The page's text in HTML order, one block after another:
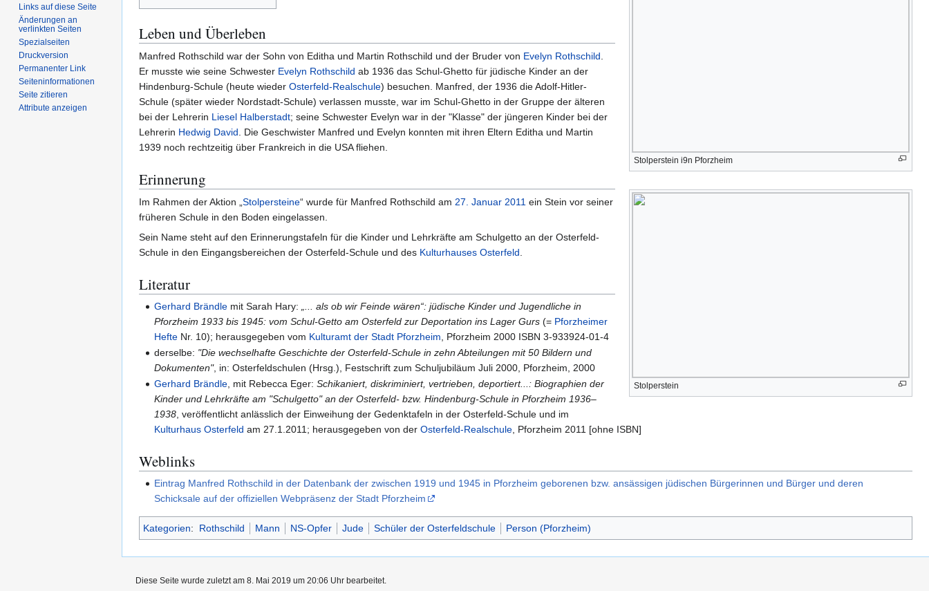
Stolperstein i9n Pforzheim
Stolperstein
Leben und Überleben
Manfred Rothschild war der Sohn von Editha und Martin Rothschild und der Bruder von Evelyn Rothschild.
Er musste wie seine Schwester Evelyn Rothschild ab 1936 das Schul-Ghetto für jüdische Kinder an der
Hindenburg-Schule (heute wieder Osterfeld-Realschule) besuchen. Manfred, der 1936 die Adolf-Hitler-
Schule (später wieder Nordstadt-Schule) verlassen musste, war im Schul-Ghetto in der Gruppe der älteren
bei der Lehrerin Liesel Halberstadt; seine Schwester Evelyn war in der "Klasse" der jüngeren Kinder bei der
Lehrerin Hedwig David. Die Geschwister Manfred und Evelyn konnten mit ihren Eltern Editha und Martin
1939 noch rechtzeitig über Frankreich in die USA fliehen.
Erinnerung
Im Rahmen der Aktion „Stolpersteine“ wurde für Manfred Rothschild am 27. Januar 2011 ein Stein vor seiner
früheren Schule in den Boden eingelassen.
Sein Name steht auf den Erinnerungstafeln für die Kinder und Lehrkräfte am Schulgetto an der Osterfeld-
Schule in den Eingangsbereichen der Osterfeld-Schule und des Kulturhauses Osterfeld.
Literatur
Gerhard Brändle mit Sarah Hary:
„... als ob wir Feinde wären“: jüdische Kinder und Jugendliche in
Pforzheim 1933 bis 1945: vom Schul-Getto am Osterfeld zur Deportation ins Lager Gurs (= Pforzheimer
Hefte Nr. 10); herausgegeben vom Kulturamt der Stadt Pforzheim , Pforzheim 2000 ISBN 3-933924-01-4
derselbe: "Die wechselhafte Geschichte der Osterfeld-Schule in zehn Abteilungen mit 50 Bildern und
Dokumenten", in: Osterfeldschulen (Hrsg.), Festschrift zum Schuljubiläum Juli 2000, Pforzheim, 2000
Gerhard Brändle, mit Rebecca Eger:Schikaniert, diskriminiert, vertrieben, deportiert...: Biographien der
Kinder und Lehrkräfte am "Schulgetto" an der Osterfeld- bzw. Hindenburg-Schule in Pforzheim 1936–
1938, veröffentlicht anlässlich der Einweihung der Gedenktafeln in der Osterfeld-Schule und im
Kulturhaus Osterfeld am 27.1.2011; herausgegeben von derOsterfeld-Realschule, Pforzheim 2011 [ohne ISBN]
Weblinks
Eintrag Manfred Rothschild in der Datenbank der zwischen 1919 und 1945 in Pforzheim geborenen bzw. ansässigen jüdischen Bürgerinnen und Bürger und deren
Schicksale auf der offiziellen Webpräsenz der Stadt Pforzheim
Kategorien: Rothschild Mann NS-Opfer Jude Schüler der Osterfeldschule Person (Pforzheim)
Links auf diese Seite
Änderungen an
verlinkten Seiten
Spezialseiten
Druckversion
Permanenter Link
Seiten­­informationen
Seite zitieren
Attribute anzeigen
Diese Seite wurde zuletzt am 8. Mai 2019 um 20:06 Uhr bearbeitet.